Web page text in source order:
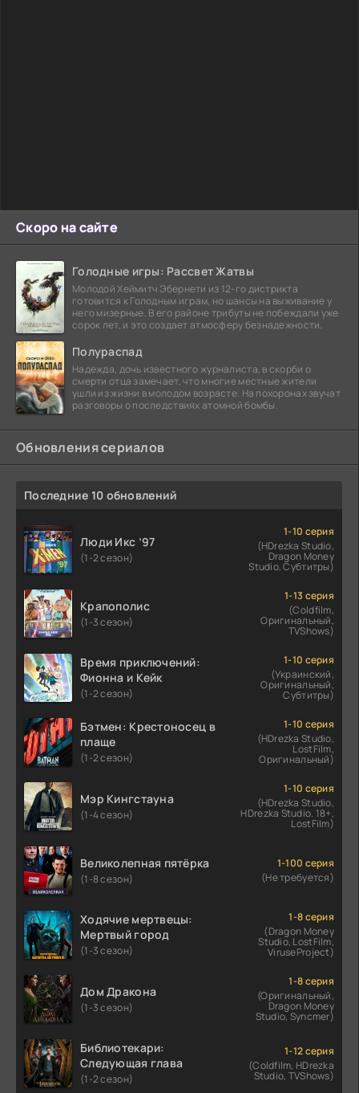
Скоро на сайте
Голодные игры: Рассвет Жатвы
Молодой Хеймитч Эбернети из 12-го дистрикта
готовится к Голодным играм, но шансы на выживание у
него мизерные. В его районе трибуты не побеждали уже
сорок лет, и это создает атмосферу безнадежности.
Полураспад
Надежда, дочь известного журналиста, в скорби о
смерти отца замечает, что многие местные жители
ушли из жизни в молодом возрасте. На похоронах звучат
разговоры о последствиях атомной бомбы.
Обновления сериалов
Последние 10 обновлений
Люди Икс ’97
(1-2 сезон)
1-10 серия
(HDrezka Studio,
Dragon Money
Studio, Субтитры)
Крапополис
(1-3 сезон)
1-13 серия
(Coldfilm,
Оригинальный,
TVShows)
Время приключений:
Фионна и Кейк
(1-2 сезон)
1-10 серия
(Украинский,
Оригинальный,
Субтитры)
Бэтмен: Крестоносец в
плаще
(1-2 сезон)
1-10 серия
(HDrezka Studio,
LostFilm,
Оригинальный)
Мэр Кингстауна
(1-4 сезон)
1-10 серия
(HDrezka Studio,
HDrezka Studio. 18+,
LostFilm)
Великолепная пятёрка
(1-8 сезон)
1-100 серия
(Не требуется)
Ходячие мертвецы:
Мертвый город
(1-3 сезон)
1-8 серия
(Dragon Money
Studio, LostFilm,
ViruseProject)
Дом Дракона
(1-3 сезон)
1-8 серия
(Оригинальный,
Dragon Money
Studio, Syncmer)
Библиотекари:
Следующая глава
(1-2 сезон)
1-12 серия
(Coldfilm, HDrezka
Studio, TVShows)